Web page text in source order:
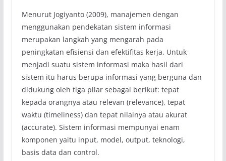
Menurut Jogiyanto (2009), manajemen dengan
menggunakan pendekatan sistem informasi
merupakan langkah yang mengarah pada
peningkatan efisiensi dan efektifitas kerja. Untuk
menjadi suatu sistem informasi maka hasil dari
sistem itu harus berupa informasi yang berguna dan
didukung oleh tiga pilar sebagai berikut: tepat
kepada orangnya atau relevan (relevance), tepat
waktu (timeliness) dan tepat nilainya atau akurat
(accurate). Sistem informasi mempunyai enam
komponen yaitu input, model, output, teknologi,
basis data dan control.